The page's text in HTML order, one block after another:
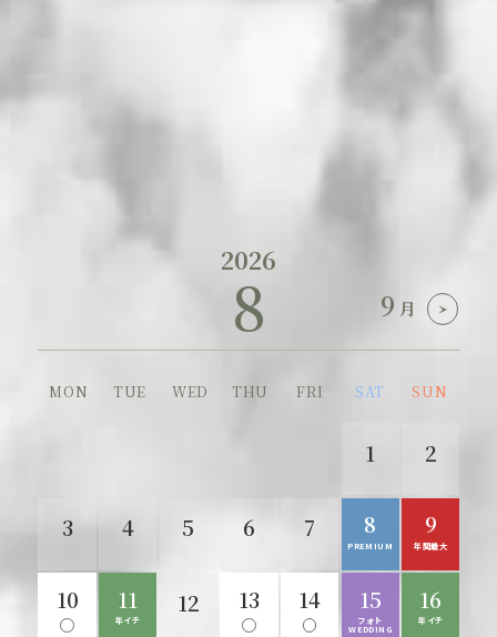
少人数ウェディング
2026
8 9 月
MON TUE WED THU FRI SAT SUN
1 2
3 4 5 6 7 8
PREMIUM
9
年間最大
10 11
年イチ
12 13 14 15
フォト
WEDDING
16
年イチ
2026
9 10 月
MON TUE WED THU FRI SAT SUN
5 6
7 8 9 10 11 12
PREMIUM
13
年間最大
14 15 16 17 18 19
SILVER
WEEK
20
SILVER
2026
10
MON TUE WED THU FRI SAT SUN
3 4
5 6 7 8 9 10
3連休
11
3連休
12
3連休
13 14 15 16 17
SPECIAL
18
GRAND